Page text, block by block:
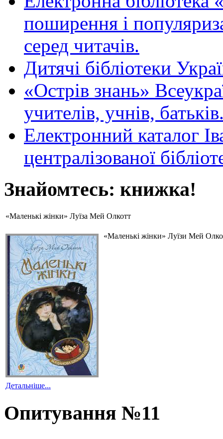
поширення і
серед читачів.
Дитячі бібліотеки
«Острів знань»
учителів, учнів,
Електронний каталог
централізованої
Знайомтесь: книжка!
«Маленькі жінки» Луїза Мей Олкотт
«Маленькі жінки» Луїзи Мей
Детальніше...
Опитування №11